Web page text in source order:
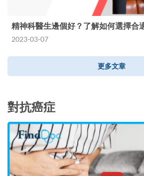
精神科醫生邊個好？了解如何選擇合
2023-03-07
更多文章
對抗癌症